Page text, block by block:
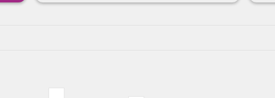
NLU–TIJ, 24/08/
NLU–TIJ, 25/